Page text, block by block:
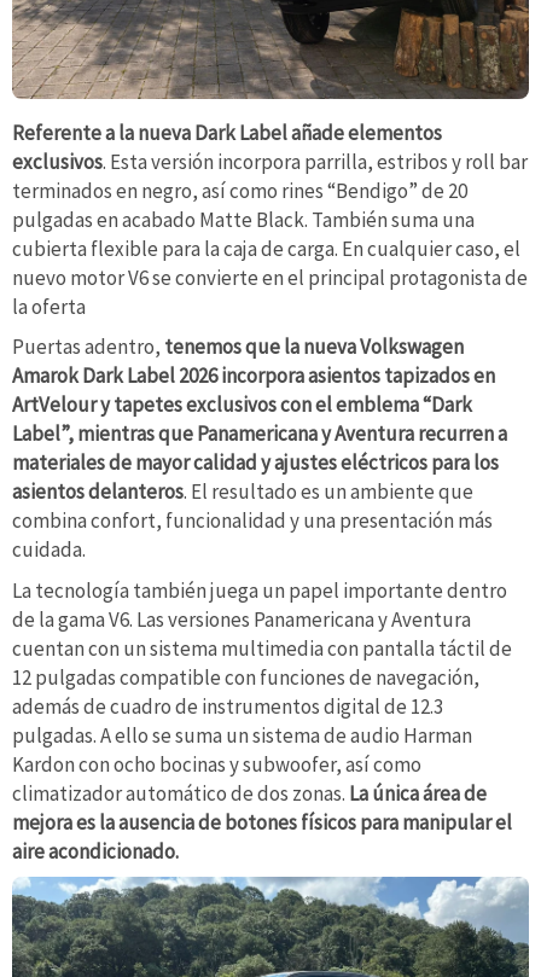
Referente a la nueva Dark Label añade elementos
exclusivos. Esta versión incorpora parrilla, estribos y roll bar
terminados en negro, así como rines “Bendigo” de 20
pulgadas en acabado Matte Black. También suma una
cubierta flexible para la caja de carga. En cualquier caso, el
nuevo motor V6 se convierte en el principal protagonista de
la oferta
Puertas adentro, tenemos que la nueva Volkswagen
Amarok Dark Label 2026 incorpora asientos tapizados en
ArtVelour y tapetes exclusivos con el emblema “Dark
Label”, mientras que Panamericana y Aventura recurren a
materiales de mayor calidad y ajustes eléctricos para los
asientos delanteros. El resultado es un ambiente que
combina confort, funcionalidad y una presentación más
cuidada.
La tecnología también juega un papel importante dentro
de la gama V6. Las versiones Panamericana y Aventura
cuentan con un sistema multimedia con pantalla táctil de
12 pulgadas compatible con funciones de navegación,
además de cuadro de instrumentos digital de 12.3
pulgadas. A ello se suma un sistema de audio Harman
Kardon con ocho bocinas y subwoofer, así como
climatizador automático de dos zonas. La única área de
mejora es la ausencia de botones físicos para manipular el
aire acondicionado.